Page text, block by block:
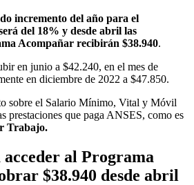
incremento del año para el
del 18% y desde abril las
Acompañar recibirán $38.940.
en junio a $42.240, en el mes de
en diciembre de 2022 a $47.850.
sobre el Salario Mínimo, Vital y Móvil
prestaciones que paga ANSES, como es
Trabajo.
al Programa
$38.940 desde abril